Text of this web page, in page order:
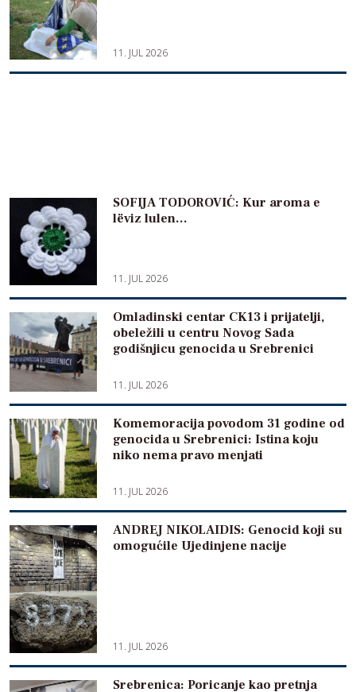
11. JUL 2026
SOFIJA TODOROVIĆ: Kur aroma e
lëviz lulen…
11. JUL 2026
Omladinski centar CK13 i prijatelji,
obeležili u centru Novog Sada
godišnjicu genocida u Srebrenici
11. JUL 2026
Komemoracija povodom 31 godine od
genocida u Srebrenici: Istina koju
niko nema pravo menjati
11. JUL 2026
ANDREJ NIKOLAIDIS: Genocid koji su
omogućile Ujedinjene nacije
11. JUL 2026
Srebrenica: Poricanje kao pretnja